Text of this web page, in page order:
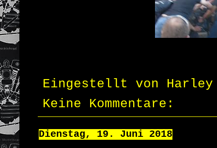
Eingestellt von
Keine Kommentare:
Dienstag, 19. Juni 2018